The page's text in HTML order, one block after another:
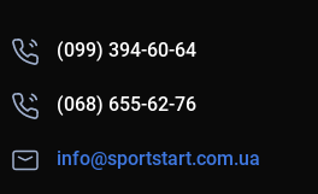
(099) 394-60-64
(068) 655-62-76
info@sportstart.com.ua